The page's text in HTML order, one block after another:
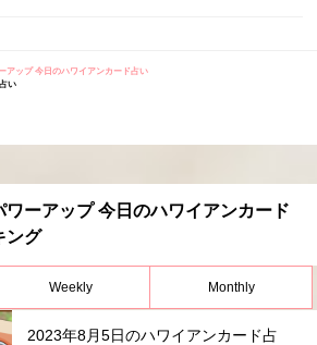
アップ 今日のハワイアンカード占い
い
ワーアップ 今日のハワイアンカード
ング
Weekly Monthly
2023年8月5日のハワイアンカード占